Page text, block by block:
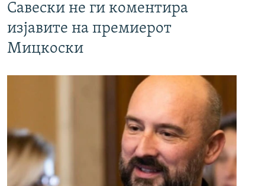
Савески не ги коментира
изјавите на премиерот
Мицкоски